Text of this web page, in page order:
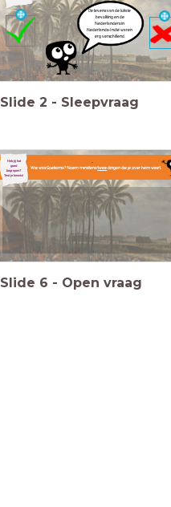
De levens van de lokale
bevolking en de
Nederlanders in
Nederlands-Indië waren
erg verschillend.
Slide 2 - Sleepvraag
Wie was Soekarno? Noem minstenstweedingen die je over hem weet.
Heb jij het
goed
begrepen?
Test je kennis!
Slide 6 - Open vraag